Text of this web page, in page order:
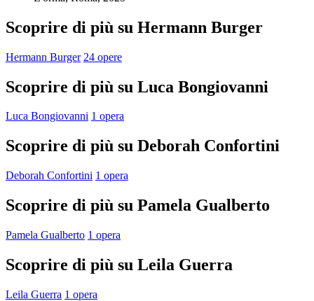
Scoprire di più su Hermann Burger
Hermann Burger 24 opere
Scoprire di più su Luca Bongiovanni
Luca Bongiovanni 1 opera
Scoprire di più su Deborah Confortini
Deborah Confortini 1 opera
Scoprire di più su Pamela Gualberto
Pamela Gualberto 1 opera
Scoprire di più su Leila Guerra
Leila Guerra 1 opera